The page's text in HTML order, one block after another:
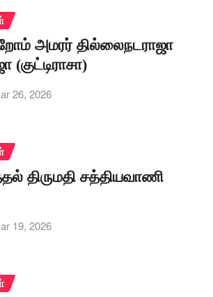
அமரர் தில்லைநடராஜா
26, 2026
திருமதி சத்தியவாணி
19, 2026